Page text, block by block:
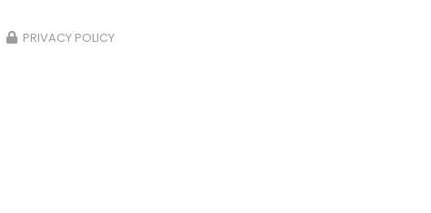
PRIVACY POLICY